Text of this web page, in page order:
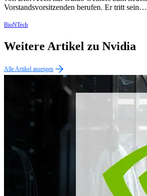
Vorstandsvorsitzenden berufen. Er tritt sein…
BioNTech
Weitere Artikel zu Nvidia
Alle Artikel anzeigen